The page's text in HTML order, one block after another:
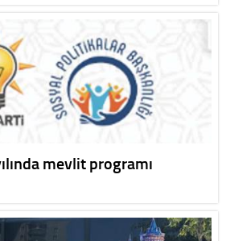
mevlit programı